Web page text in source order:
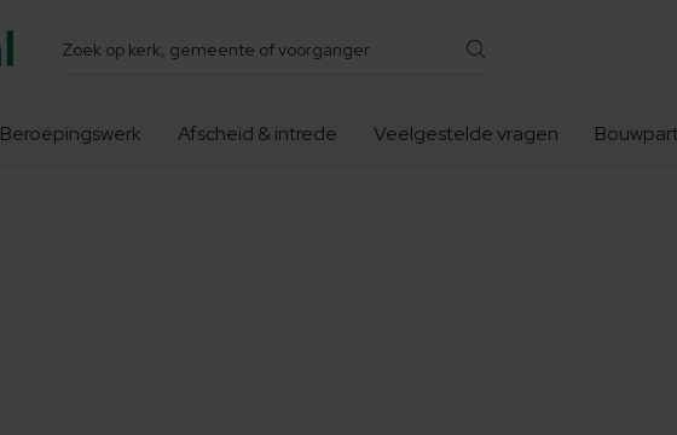
Zoeken
Beroepingswerk Afscheid & intrede Veelgestelde vragen